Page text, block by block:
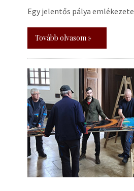
Egy jelentős pálya emlékezete
Tovább olvasom »